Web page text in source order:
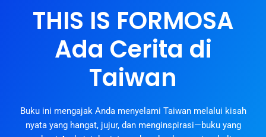
THIS IS FORMOSA
Ada Cerita di
Taiwan
Buku ini mengajak Anda menyelami Taiwan melalui kisah
nyata yang hangat, jujur, dan menginspirasi—buku yang